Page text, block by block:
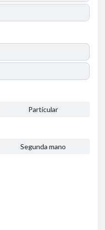
Particular
Segunda mano